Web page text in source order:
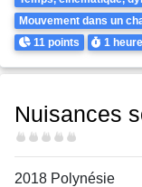
Mouvement dans un
Points
11 points Durée
1
Nuisances
Difficulté
2018 Polynésie